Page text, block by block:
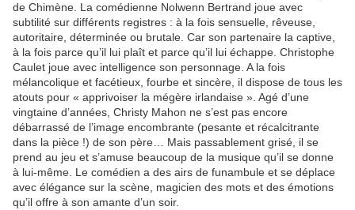
de Chimène. La comédienne Nolwenn Bertrand joue avec
subtilité sur différents registres : à la fois sensuelle, rêveuse,
autoritaire, déterminée ou brutale. Car son partenaire la captive,
à la fois parce qu’il lui plaît et parce qu’il lui échappe. Christophe
Caulet joue avec intelligence son personnage. A la fois
mélancolique et facétieux, fourbe et sincère, il dispose de tous les
atouts pour « apprivoiser la mégère irlandaise ». Agé d’une
vingtaine d’années, Christy Mahon ne s’est pas encore
débarrassé de l’image encombrante (pesante et récalcitrante
dans la pièce !) de son père… Mais passablement grisé, il se
prend au jeu et s’amuse beaucoup de la musique qu’il se donne
à lui-même. Le comédien a des airs de funambule et se déplace
avec élégance sur la scène, magicien des mots et des émotions
qu’il offre à son amante d’un soir.